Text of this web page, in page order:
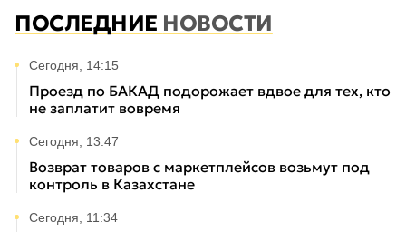
ПОСЛЕДНИЕ НОВОСТИ
Сегодня, 14:15
Проезд по БАКАД подорожает вдвое для тех, кто
не заплатит вовремя
Сегодня, 13:47
Возврат товаров с маркетплейсов возьмут под
контроль в Казахстане
Сегодня, 11:34